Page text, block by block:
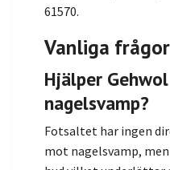
61570.
Vanliga frågor
Hjälper
nagelsvamp?
Fotsaltet har ingen
mot nagelsvamp,